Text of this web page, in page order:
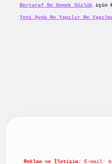
Bertaraf Ne Demek Sözlükiçin
Yeni Ayda Ne Yapılır Ne
Reklam ve İletişim: E-mail: